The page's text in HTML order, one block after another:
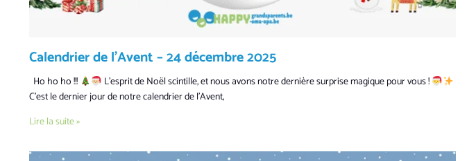
Calendrier de l’Avent – 24 décembre 2025
Ho ho ho !!!
L’esprit de Noël scintille, et nous avons notre dernière surprise magique pour vous !
C’est le dernier jour de notre calendrier de l’Avent,
Lire la suite »